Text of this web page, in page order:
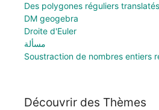
Des polygones réguliers translatés
DM geogebra
Droite d'Euler
مسألة
Soustraction de nombres entiers
Découvrir des Thèmes